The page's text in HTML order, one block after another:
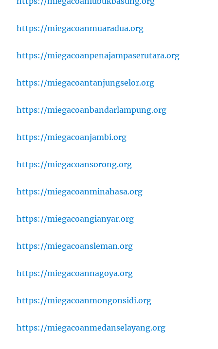
https://miegacoanmuaradua.org
https://miegacoanpenajampaserutara.org
https://miegacoantanjungselor.org
https://miegacoanbandarlampung.org
https://miegacoanjambi.org
https://miegacoansorong.org
https://miegacoanminahasa.org
https://miegacoangianyar.org
https://miegacoansleman.org
https://miegacoannagoya.org
https://miegacoanmongonsidi.org
https://miegacoanmedanselayang.org